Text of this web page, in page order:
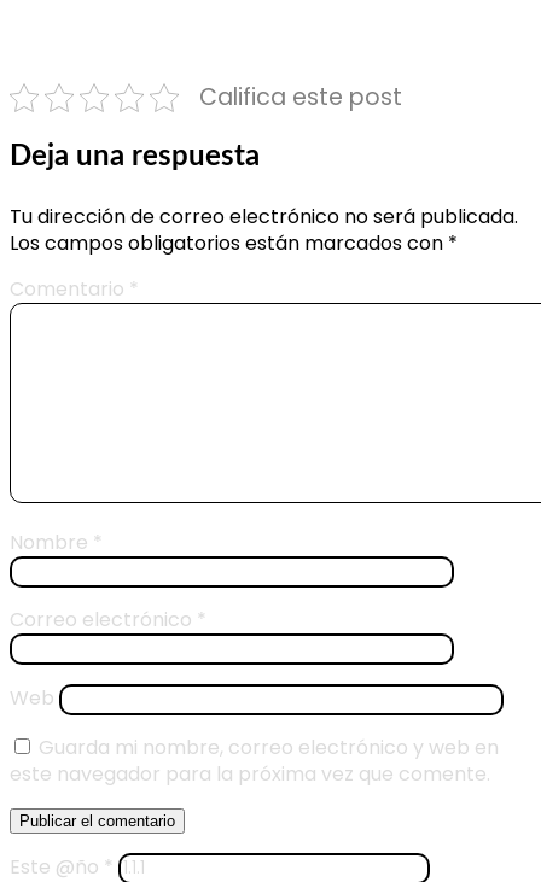
Califica este post
Deja una respuesta
Tu dirección de correo electrónico no será publicada.
Los campos obligatorios están marcados con *
Comentario *
Nombre *
Correo electrónico *
Web
Guarda mi nombre, correo electrónico y web en
este navegador para la próxima vez que comente.
Este @ño *